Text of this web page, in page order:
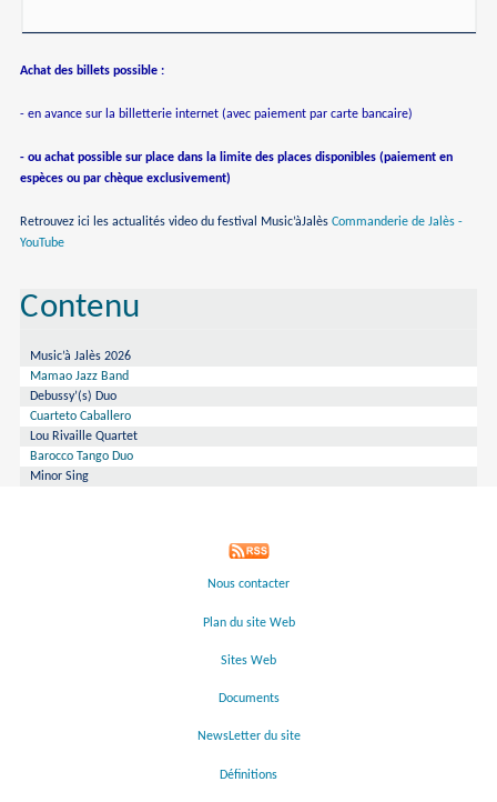
Achat des billets possible :
- en avance sur la billetterie internet (avec paiement par carte bancaire)
- ou achat possible sur place dans la limite des places disponibles (paiement en
espèces ou par chèque exclusivement)
Retrouvez ici les actualités video du festival Music’àJalèsCommanderie de Jalès -
YouTube
Contenu
Music’à Jalès 2026
Mamao Jazz Band
Debussy’(s) Duo
Cuarteto Caballero
Lou Rivaille Quartet
Barocco Tango Duo
Minor Sing
Nous contacter
Plan du site Web
Sites Web
Documents
NewsLetter du site
Définitions